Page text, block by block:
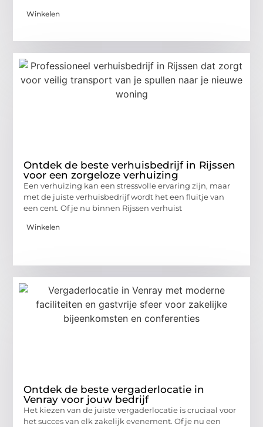
Winkelen
Ontdek de beste verhuisbedrijf in Rijssen
voor een zorgeloze verhuizing
Een verhuizing kan een stressvolle ervaring zijn, maar
met de juiste verhuisbedrijf wordt het een fluitje van
een cent. Of je nu binnen Rijssen verhuist
Winkelen
Ontdek de beste vergaderlocatie in
Venray voor jouw bedrijf
Het kiezen van de juiste vergaderlocatie is cruciaal voor
het succes van elk zakelijk evenement. Of je nu een